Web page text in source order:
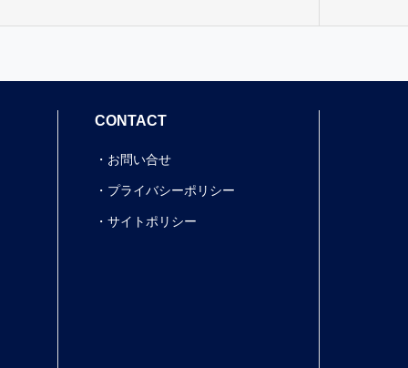
CONTACT
お問い合せ
プライバシーポリシー
サイトポリシー